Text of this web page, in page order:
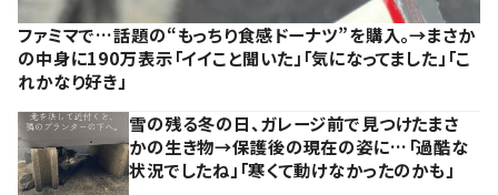
ファミマで…話題の“もっちり食感ドーナツ”を購入。→まさか
の中身に190万表示「イイこと聞いた」「気になってました」「こ
れかなり好き」
雪の残る冬の日、ガレージ前で見つけたまさ
かの生き物→保護後の現在の姿に…「過酷な
状況でしたね」「寒くて動けなかったのかも」